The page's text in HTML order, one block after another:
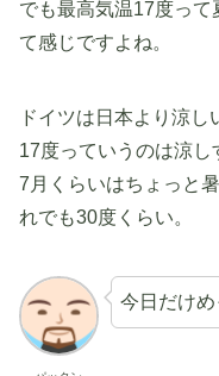
でも最高気温17度っ
て感じですよね。
ドイツは日本より涼し
17度っていうのは涼し
7月くらいはちょっと
れでも30度くらい。
今日だけめ